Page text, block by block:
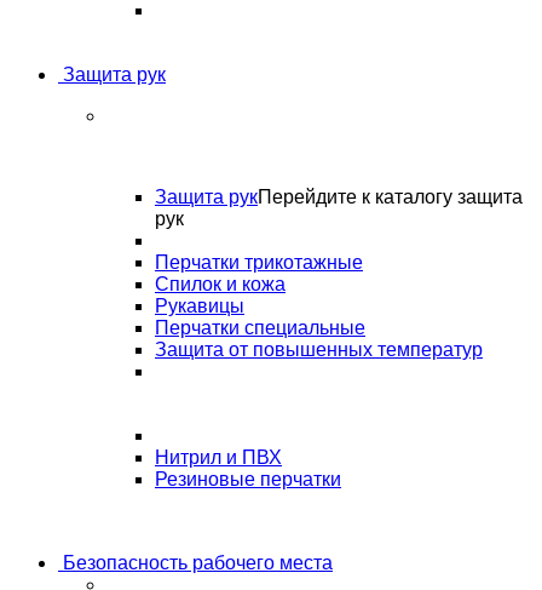
Защита рук
Защита рукПерейдите к каталогу защита
рук
Перчатки трикотажные
Спилок и кожа
Рукавицы
Перчатки специальные
Защита от повышенных температур
Нитрил и ПВХ
Резиновые перчатки
Безопасность рабочего места